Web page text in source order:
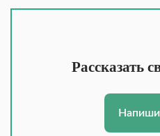
Рассказать